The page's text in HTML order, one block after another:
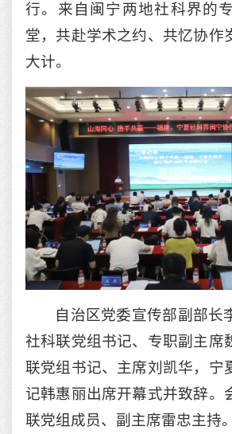
行。来自闽宁两地社科界的
堂，共赴学术之约、共忆协作
大计。
自治区党委宣传部副部长
社科联党组书记、专职副主席
联党组书记、主席刘凯华，宁
记韩惠丽出席开幕式并致辞。
联党组成员、副主席雷忠主持。